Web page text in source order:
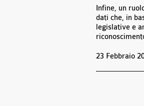
Infine, un
dati che, in
legislative e
23 Febbraio